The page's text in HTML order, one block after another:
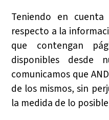
Teniendo en
respecto a la
que contengan
disponibles desde
comunicamos que
de los mismos, sin
la medida de lo